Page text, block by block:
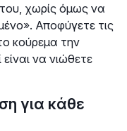
χωρίς όμως να
Αποφύγετε τις
κούρεμα την
να νιώθετε
για κάθε